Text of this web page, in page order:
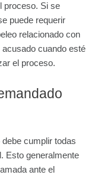
proceso. Si se
puede requerir
relacionado con
cuando esté
el proceso.
cumplir todas
Esto generalmente
ante el